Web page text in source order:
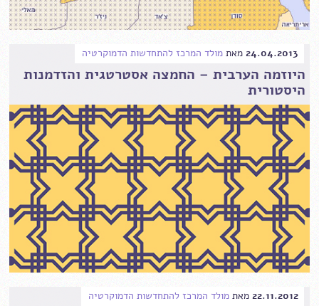
24.04.2013 מאת מולד המרכז להתחדשות הדמוקרטיה
היוזמה הערבית – החמצה אסטרטגית והזדמנות
היסטורית
22.11.2012 מאת מולד המרכז להתחדשות הדמוקרטיה